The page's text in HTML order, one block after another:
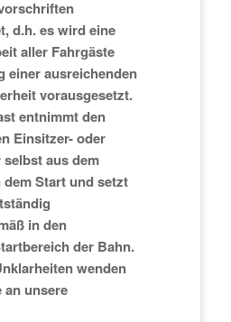
d.h. es wird eine
aller Fahrgäste
einer ausreichenden
vorausgesetzt.
entnimmt den
Einsitzer- oder
aus dem
dem Start und setzt
in den
der Bahn.
wenden
unsere